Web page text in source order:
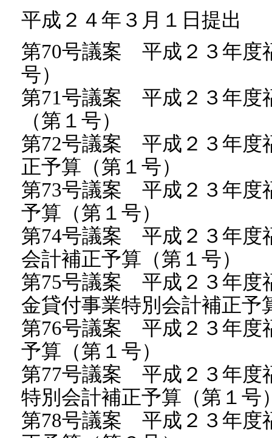
平成２４年３月１日提出
第70号議案 平成２３年度
号）
第71号議案 平成２３年度
（第１号）
第72号議案 平成２３年度
正予算（第１号）
第73号議案 平成２３年度
予算（第１号）
第74号議案 平成２３年度
会計補正予算（第１号）
第75号議案 平成２３年度
金貸付事業特別会計補正予
第76号議案 平成２３年度
予算（第１号）
第77号議案 平成２３年度
特別会計補正予算（第１号
第78号議案 平成２３年度